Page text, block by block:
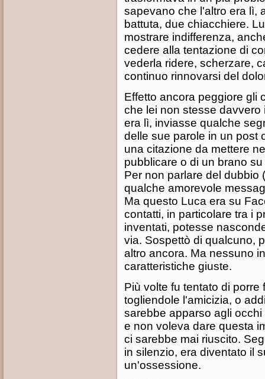
sapevano che l'altro era lì,
battuta, due chiacchiere.
mostrare indifferenza,
cedere alla tentazione di
vederla ridere, scherzare,
continuo rinnovarsi del
Effetto ancora peggiore gli
che lei non stesse
era lì, inviasse qualche
delle sue parole in un post
una citazione da mettere
pubblicare o di un brano
Per non parlare del dubbio
qualche amorevole
Ma questo Luca era su
contatti, in particolare tra i
inventati, potesse
via. Sospettò di qualcuno,
altro ancora. Ma nessuno
caratteristiche giuste.
Più volte fu tentato di
togliendole l'amicizia, o
sarebbe apparso agli
e non voleva dare questa
ci sarebbe mai riuscito.
in silenzio, era diventato il
un'ossessione.